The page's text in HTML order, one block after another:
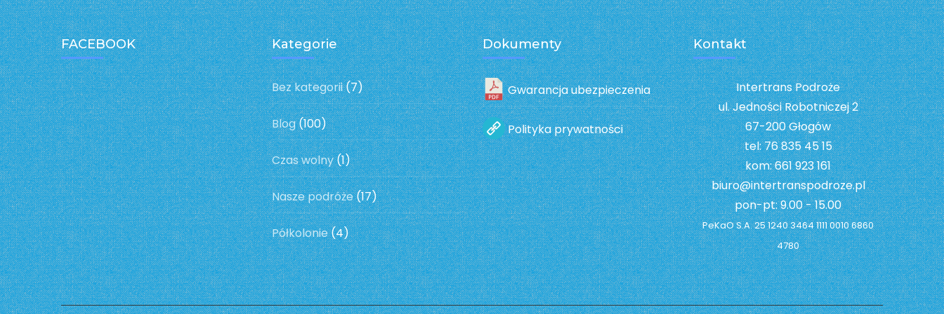
FACEBOOK Kategorie
Bez kategorii(7)
Blog(100)
Czas wolny(1)
Nasze podróże(17)
Półkolonie(4)
Dokumenty
Gwarancja ubezpieczenia
Polityka prywatności
Kontakt
Intertrans Podroże
ul. Jedności Robotniczej 2
67-200 Głogów
tel: 76 835 45 15
kom: 661 923 161
biuro@intertranspodroze.pl
pon-pt: 9.00 - 15.00
PeKaO S.A. 25 1240 3464 1111 0010 6860
4780